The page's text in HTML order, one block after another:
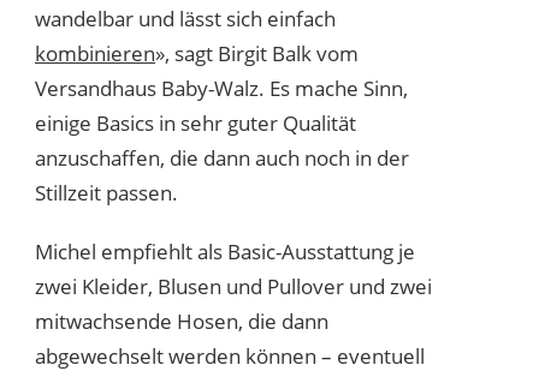
wandelbar und lässt sich einfach
kombinieren», sagt Birgit Balk vom
Versandhaus Baby-Walz. Es mache Sinn,
einige Basics in sehr guter Qualität
anzuschaffen, die dann auch noch in der
Stillzeit passen.
Michel empfiehlt als Basic-Ausstattung je
zwei Kleider, Blusen und Pullover und zwei
mitwachsende Hosen, die dann
abgewechselt werden können – eventuell